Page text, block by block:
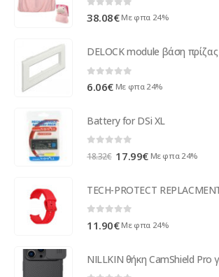
0 out of 5
38.08€ Με φπα 24%
6.06€ Με φπα 24%
Battery for DSi XL
18.32€ Original
18.32€.
17.99€Η
είναι:
Με φπα 24%
11.90€ Με φπα 24%